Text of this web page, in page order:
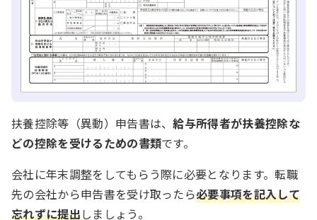
扶養控除等（異動）申告書は、給与所得者が扶養控除な
どの控除を受けるための書類です。
会社に年末調整をしてもらう際に必要となります。転職
先の会社から申告書を受け取ったら必要事項を記入して
忘れずに提出しましょう。